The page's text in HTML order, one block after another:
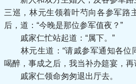
三巡，林元生领着叶芍向各参军路
后，道：“今晚是那位参军值夜？”
戚家仁忙站起道：“属下。”
林元生道：“请戚参军通知各位
喝醉，事成之后，我当补办筵宴，再
戚家仁领命匆匆退出厅去。